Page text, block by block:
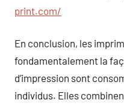
print.com/
En conclusion, les
fondamentalement la
d’impression sont
individus. Elles